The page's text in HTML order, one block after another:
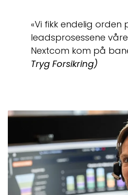
«Vi fikk endelig orden
leadsprosessene
Nextcom kom på
Tryg Forsikring)